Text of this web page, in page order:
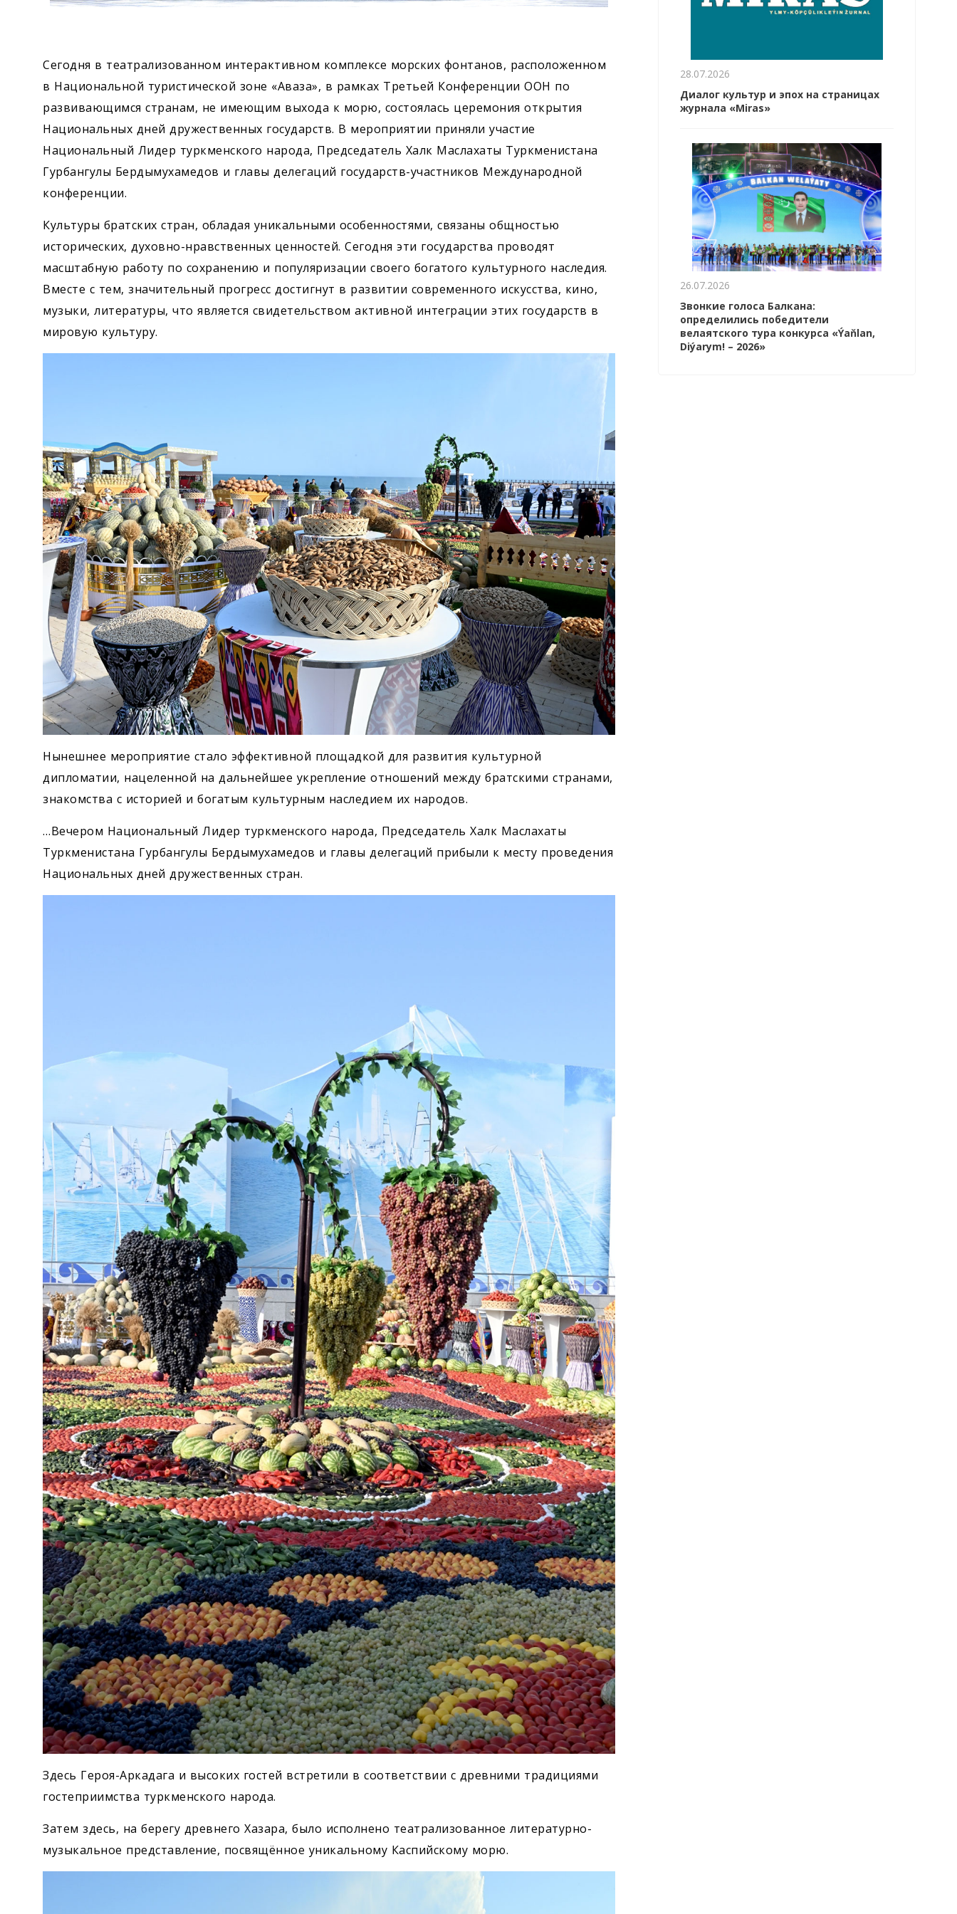
Сегодня в театрализованном интерактивном комплексе морских фонтанов, расположенном
в Национальной туристической зоне «Аваза», в рамках Третьей Конференции ООН по
развивающимся странам, не имеющим выхода к морю, состоялась церемония открытия
Национальных дней дружественных государств. В мероприятии приняли участие
Национальный Лидер туркменского народа, Председатель Халк Маслахаты Туркменистана
Гурбангулы Бердымухамедов и главы делегаций государств-участников Международной
конференции.
Культуры братских стран, обладая уникальными особенностями, связаны общностью
исторических, духовно-нравственных ценностей. Сегодня эти государства проводят
масштабную работу по сохранению и популяризации своего богатого культурного наследия.
Вместе с тем, значительный прогресс достигнут в развитии современного искусства, кино,
музыки, литературы, что является свидетельством активной интеграции этих государств в
мировую культуру.
Нынешнее мероприятие стало эффективной площадкой для развития культурной
дипломатии, нацеленной на дальнейшее укрепление отношений между братскими странами,
знакомства с историей и богатым культурным наследием их народов.
…Вечером Национальный Лидер туркменского народа, Председатель Халк Маслахаты
Туркменистана Гурбангулы Бердымухамедов и главы делегаций прибыли к месту проведения
Национальных дней дружественных стран.
Здесь Героя-Аркадага и высоких гостей встретили в соответствии с древними традициями
гостеприимства туркменского народа.
Затем здесь, на берегу древнего Хазара, было исполнено театрализованное литературно-
музыкальное представление, посвящённое уникальному Каспийскому морю.
28.07.2026
Диалог культур и эпох на страницах
журнала «Miras»
26.07.2026
Звонкие голоса Балкана:
определились победители
велаятского тура конкурса «Ýaňlan,
Diýarym! – 2026»